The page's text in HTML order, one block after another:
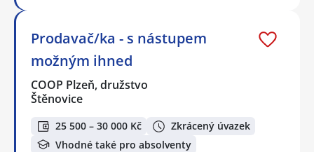
Prodavač/ka - s nástupem
možným ihned
COOP Plzeň, družstvo
Štěnovice
25 500 – 30 000 Kč
Zkrácený úvazek
Vhodné také pro absolventy